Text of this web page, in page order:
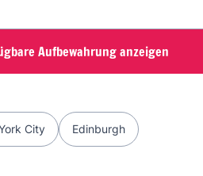
Aufbewahrung anzeigen
City Edinburgh